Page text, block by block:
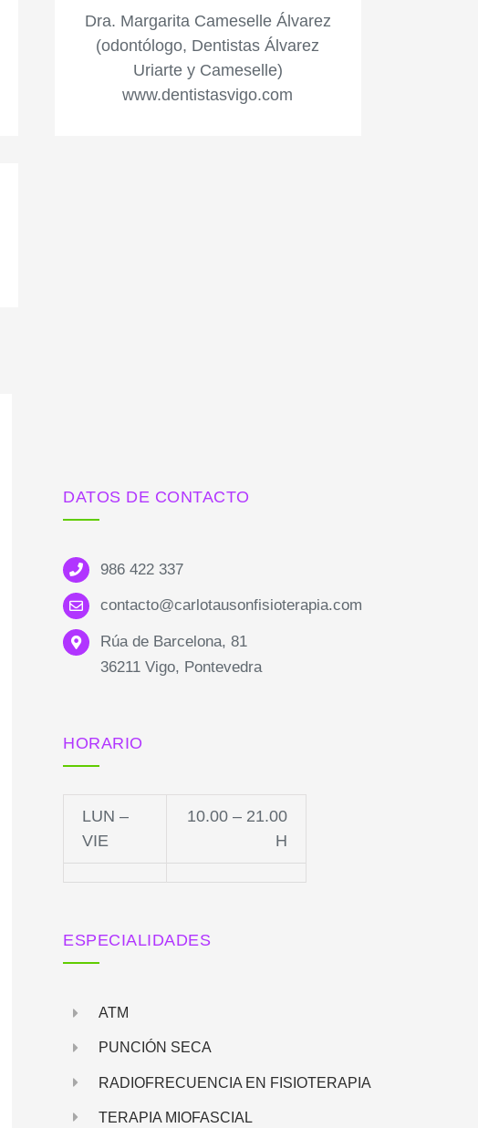
Dra. Margarita Cameselle Álvarez
(odontólogo, Dentistas Álvarez
Uriarte y Cameselle)
www.dentistasvigo.com
DATOS DE CONTACTO
986 422 337
contacto@carlotausonfisioterapia.com
Rúa de Barcelona, 81
36211 Vigo, Pontevedra
HORARIO
LUN –
VIE
10.00 – 21.00
H
ESPECIALIDADES
ATM
PUNCIÓN SECA
RADIOFRECUENCIA EN FISIOTERAPIA
TERAPIA MIOFASCIAL